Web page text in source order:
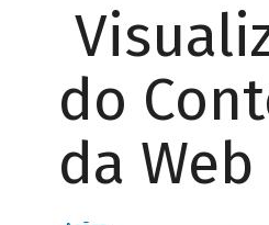
do
da Web